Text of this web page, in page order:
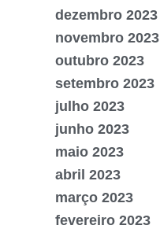
dezembro 2023
novembro 2023
outubro 2023
setembro 2023
julho 2023
junho 2023
maio 2023
abril 2023
março 2023
fevereiro 2023